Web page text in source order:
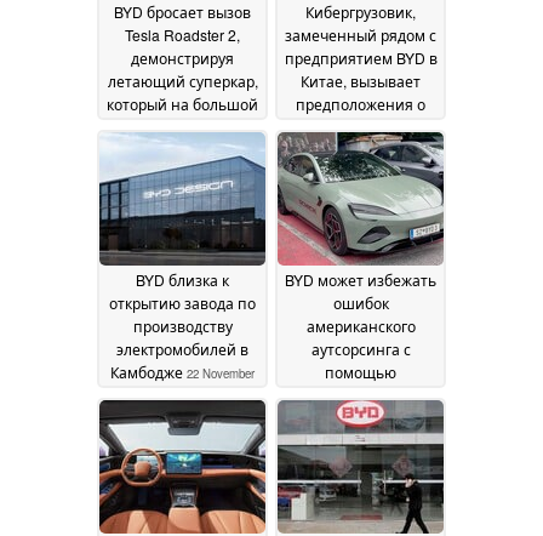
BYD бросает вызов
Tesla Roadster 2,
демонстрируя
летающий суперкар,
который на большой
скорости
перепрыгивает
через колючие
полосы и выбоины
January 2025
Кибергрузовик,
замеченный рядом с
предприятием BYD в
Китае, вызывает
предположения о
реинжиниринге14
December 2024
BYD близка к
открытию завода по
производству
электромобилей в
Камбодже 22 November
2024
BYD может избежать
ошибок
американского
аутсорсинга с
помощью
комплектов для
экспортной сборки13
September 2024